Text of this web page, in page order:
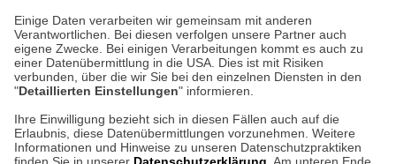
Einige Daten verarbeiten wir gemeinsam mit anderen
Verantwortlichen. Bei diesen verfolgen unsere Partner auch
eigene Zwecke. Bei einigen Verarbeitungen kommt es auch zu
einer Datenübermittlung in die USA. Dies ist mit Risiken
verbunden, über die wir Sie bei den einzelnen Diensten in den
"Detaillierten Einstellungen" informieren.
Ihre Einwilligung bezieht sich in diesen Fällen auch auf die
Erlaubnis, diese Datenübermittlungen vorzunehmen. Weitere
Informationen und Hinweise zu unseren Datenschutzpraktiken
Hier finden Sie uns im Netz
AGB Rücksendung von Waren Datenschutz
Impressum
Kontakt
Zur Echtheit von Bewertungen
Cookie-Einstellungen in Ihrem Browser
ACHTUNG!